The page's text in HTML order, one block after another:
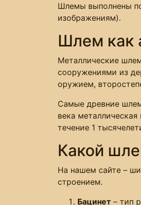
Шлемы выполнены
изображениям).
Шлем как
Металлические
сооружениями из
оружием,
Самые древние
века
течение 1
Какой
На нашем сайте –
строением.
Бацинет – тип